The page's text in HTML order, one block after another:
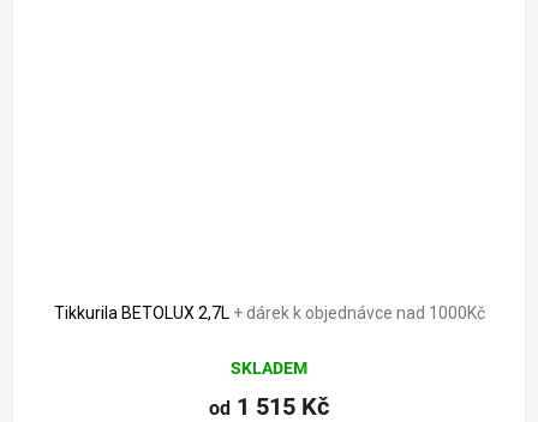
Tikkurila BETOLUX 2,7L + dárek k objednávce nad 1000Kč
SKLADEM
od 1 515 Kč